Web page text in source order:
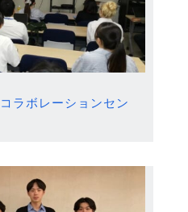
ラボレーションセン